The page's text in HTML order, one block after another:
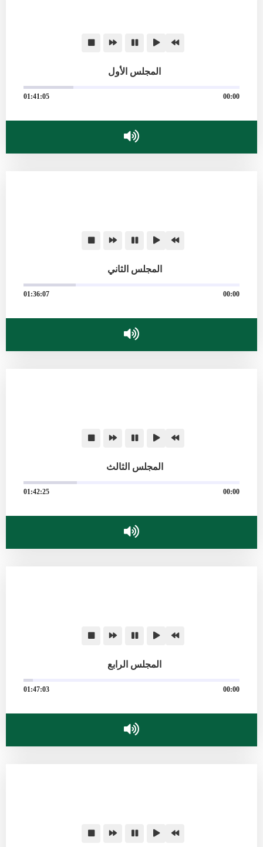
المجلس الأول
00:00
01:41:05
المجلس الثاني
00:00
01:36:07
المجلس الثالث
00:00
01:42:25
المجلس الرابع
00:00
01:47:03